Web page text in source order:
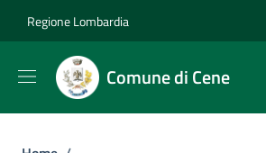
Regione Lombardia
Comune di Cene